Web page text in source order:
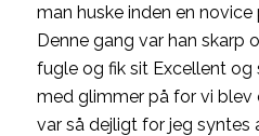
man huske inden en novice
Denne gang var han skarp
fugle og fik sit Excellent og
med glimmer på for vi blev
var så dejligt for jeg syntes